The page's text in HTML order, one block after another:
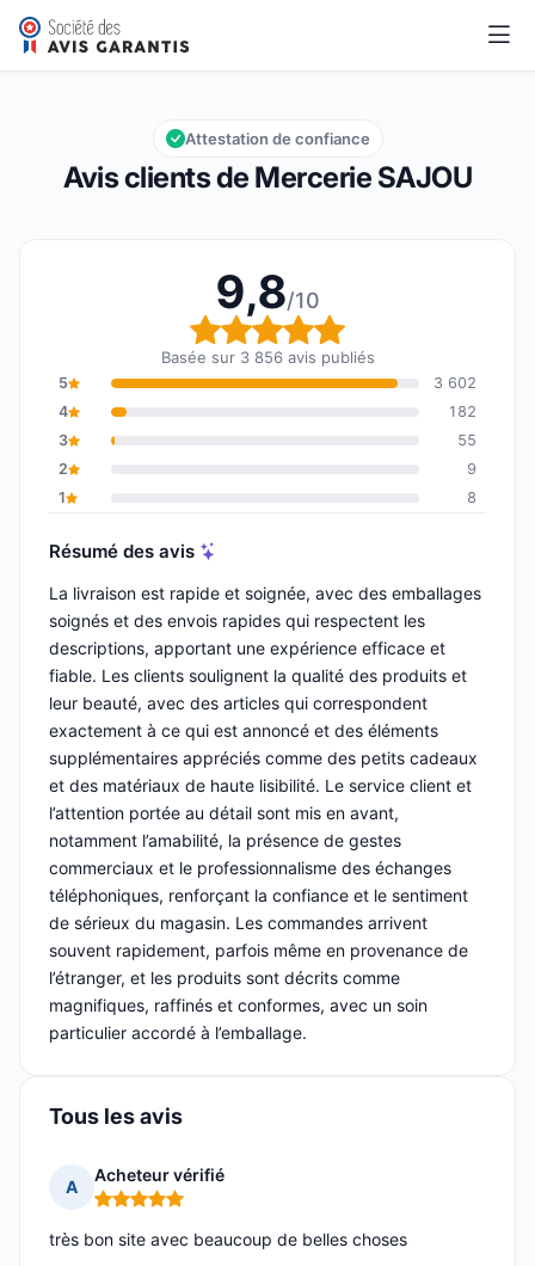
Mercerie SAJOU
Note globale : 9,8 sur 10
9,8/10
Avis clients de Mercerie SAJOU
Attestation de confiance
9,8/10
Note globale : 9,8 sur
Basée sur 3 856 avis publiés
5
3 602
4
182
3
55
2
9
1
8
Résumé des avis
La livraison est rapide et soignée, avec des emballages
soignés et des envois rapides qui respectent les
descriptions, apportant une expérience efficace et
fiable. Les clients soulignent la qualité des produits et
leur beauté, avec des articles qui correspondent
exactement à ce qui est annoncé et des éléments
supplémentaires appréciés comme des petits cadeaux
et des matériaux de haute lisibilité. Le service client et
l’attention portée au détail sont mis en avant,
notamment l’amabilité, la présence de gestes
commerciaux et le professionnalisme des échanges
téléphoniques, renforçant la confiance et le sentiment
de sérieux du magasin. Les commandes arrivent
souvent rapidement, parfois même en provenance de
l’étranger, et les produits sont décrits comme
magnifiques, raffinés et conformes, avec un soin
particulier accordé à l’emballage.
Tous les avis
A
Acheteur vérifié
Note : 5 sur 5
très bon site avec beaucoup de belles choses